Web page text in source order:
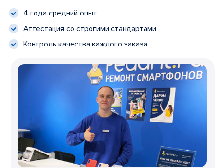
4 года средний опыт
Аттестация со строгими стандартами
Контроль качества каждого заказа